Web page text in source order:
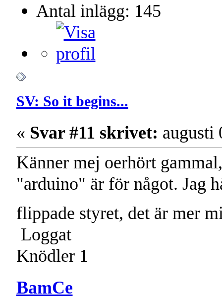
Antal inlägg: 145
SV: So it begins...
« Svar #11 skrivet: augusti
Känner mej oerhört
"arduino" är för något. Jag
flippade styret, det är mer
Loggat
Knödler 1
BamCe